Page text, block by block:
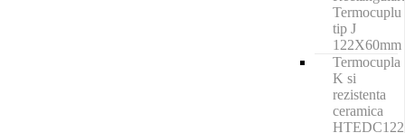
Termocuplu
tip J
122X60mm
Termocupla
K si
rezistenta
ceramica